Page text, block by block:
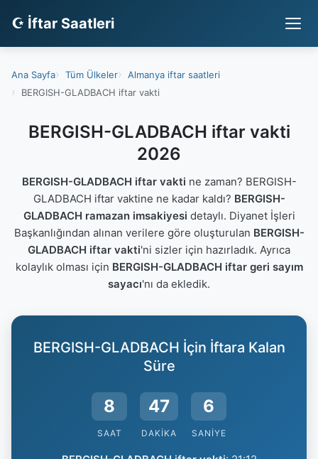
☪ İftar Saatleri
Ana Sayfa Tüm Ülkeler
Almanya iftar saatleri
BERGISH-GLADBACH iftar vakti
BERGISH-GLADBACH iftar vakti
2026
BERGISH-GLADBACH iftar vakti ne zaman? BERGISH-
GLADBACH iftar vaktine ne kadar kaldı? BERGISH-
GLADBACH ramazan imsakiyesi detaylı. Diyanet İşleri
Başkanlığından alınan verilere göre oluşturulan BERGISH-
GLADBACH iftar vakti'ni sizler için hazırladık. Ayrıca
kolaylık olması için BERGISH-GLADBACH iftar geri sayım
sayacı'nı da ekledik.
BERGISH-GLADBACH İçin İftara Kalan
Süre
8
SAAT
47
DAKIKA
6
SANIYE